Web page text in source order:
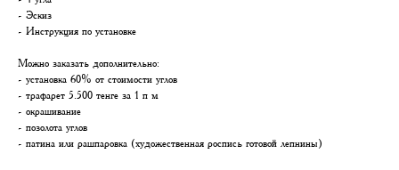
- Эскиз
- Инструкция по установке
Можно заказать дополнительно:
- установка 60% от стоимости углов
- трафарет 5.500 тенге за 1 п м
- окрашивание
- позолота углов
- патина или рашпаровка (художественная роспись готовой лепнины)